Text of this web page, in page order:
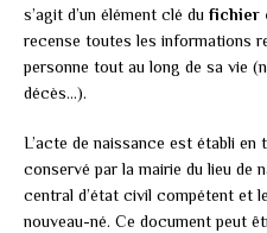
s’agit d’un élément clé du fichier
recense toutes les informations
personne tout au long de sa vie
décès…).
L’acte de naissance est établi en
conservé par la mairie du lieu de
central d’état civil compétent et
nouveau-né. Ce document peut